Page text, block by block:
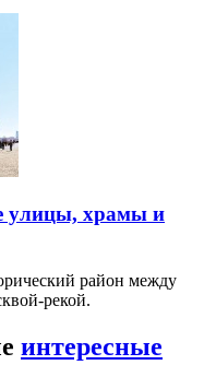
улицы, храмы и
район между
рекой.
интересные